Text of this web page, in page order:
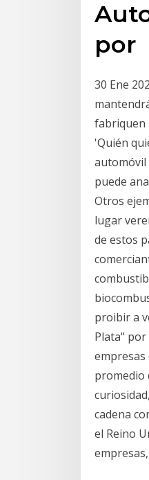
por
30 Ene
fabriquen
'Quién
automóvil
puede
Otros
lugar
de estos
proibir a
Plata"
empresas
promedio
cadena
el Reino